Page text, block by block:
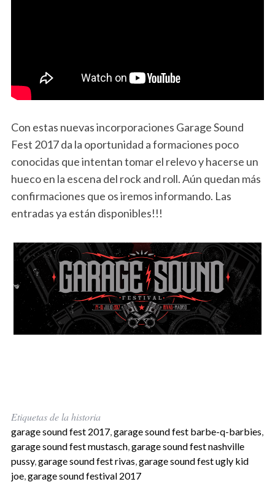
Con estas nuevas incorporaciones Garage Sound
Fest 2017 da la oportunidad a formaciones poco
conocidas que intentan tomar el relevo y hacerse un
hueco en la escena del rock and roll. Aún quedan más
confirmaciones que os iremos informando. Las
entradas ya están disponibles!!!
Etiquetas de la historia
garage sound fest 2017,garage sound fest barbe-q-barbies,
garage sound fest mustasch,garage sound fest nashville
pussy,garage sound fest rivas,garage sound fest ugly kid
joe,garage sound festival 2017